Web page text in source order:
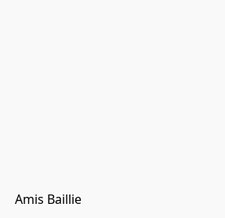
Amis Baillie